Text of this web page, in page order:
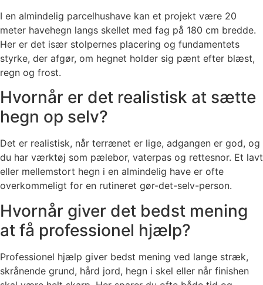
I en almindelig parcelhushave kan et projekt være 20
meter havehegn langs skellet med fag på 180 cm bredde.
Her er det især stolpernes placering og fundamentets
styrke, der afgør, om hegnet holder sig pænt efter blæst,
regn og frost.
Hvornår er det realistisk at sætte
hegn op selv?
Det er realistisk, når terrænet er lige, adgangen er god, og
du har værktøj som pælebor, vaterpas og rettesnor. Et lavt
eller mellemstort hegn i en almindelig have er ofte
overkommeligt for en rutineret gør-det-selv-person.
Hvornår giver det bedst mening
at få professionel hjælp?
Professionel hjælp giver bedst mening ved lange stræk,
skrånende grund, hård jord, hegn i skel eller når finishen